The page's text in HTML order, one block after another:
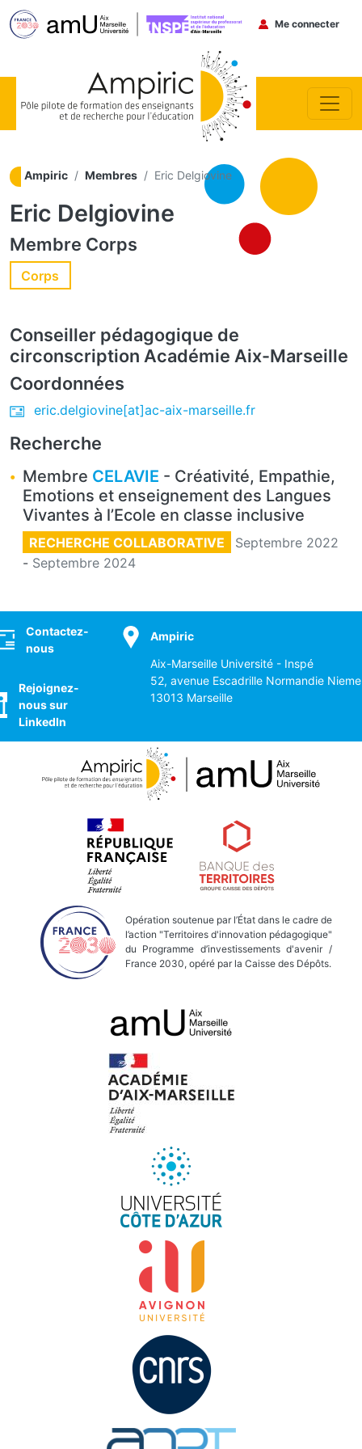
Menu du
Me connecter
Ampiric Membres Eric Delgiovine
Eric Delgiovine
Membre Corps
Corps
Conseiller pédagogique de
circonscription Académie Aix-Marseille
Coordonnées
eric.delgiovine[at]ac-aix-marseille.fr
Recherche
Membre CELAVIE - Créativité, Empathie,
Emotions et enseignement des Langues
Vivantes à l’Ecole en classe inclusive
RECHERCHE COLLABORATIVE
Septembre 2022
- Septembre 2024
Contactez-
nous
Rejoignez-
nous sur
LinkedIn
Ampiric
Aix-Marseille Université - Inspé
52, avenue Escadrille Normandie
13013 Marseille
Opération soutenue par l’État dans le cadre de
l’action "Territoires d'innovation pédagogique"
du Programme d’investissements d'avenir /
France 2030, opéré par la Caisse des Dépôts.